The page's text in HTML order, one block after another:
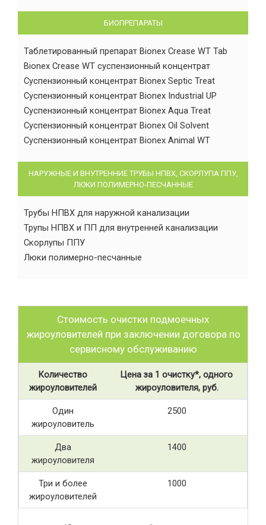
БИОПРЕПАРАТЫ
Таблетированный препарат Bionex Crease WT Tab
Bionex Crease WT суспензионный концентрат
Суспензионный концентрат Bionex Septic Treat
Суспензионный концентрат Bionex Industrial UP
Суспензионный концентрат Bionex Aqua Treat
Суспензионный концентрат Bionex Oil Solvent
Суспензионный концентрат Bionex Animal WT
НАРУЖНЫЕ И ВНУТРЕННИЕ ТРУБЫ НПВХ, СКОРЛУПА ППУ,
ЛЮКИ ПОЛИМЕРНО-ПЕСЧАННЫЕ
Трубы НПВХ для наружной канализации
Трупы НПВХ и ПП для внутренней канализации
Скорлупы ППУ
Люки полимерно-песчанные
Стоимость очистки подмоечных
жироуловителей при заключении договора по
сервисному обслуживанию
Количество
жироуловителей
Цена за 1 очистку*, одного
жироуловителя, руб.
Один
жироуловитель
2500
Два
жироуловителя
1400
Три и более
жироуловителей
1000